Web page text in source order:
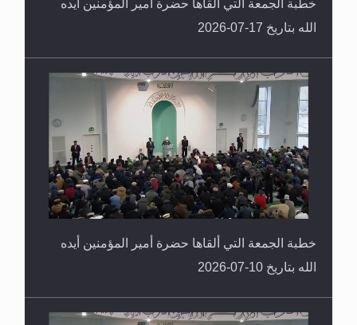
خطبة الجمعة التي ألقاها حضرة أمير المؤمنين أيده
الله بتاريخ 17-07-2026
خطبة الجمعة التي ألقاها حضرة أمير المؤمنين أيده
الله بتاريخ 10-07-2026